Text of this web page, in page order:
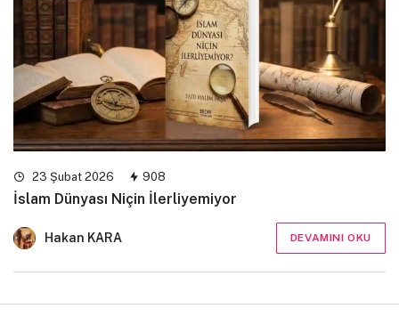
23 Şubat 2026 908
İslam Dünyası Niçin İlerliyemiyor
Hakan KARA DEVAMINI OKU